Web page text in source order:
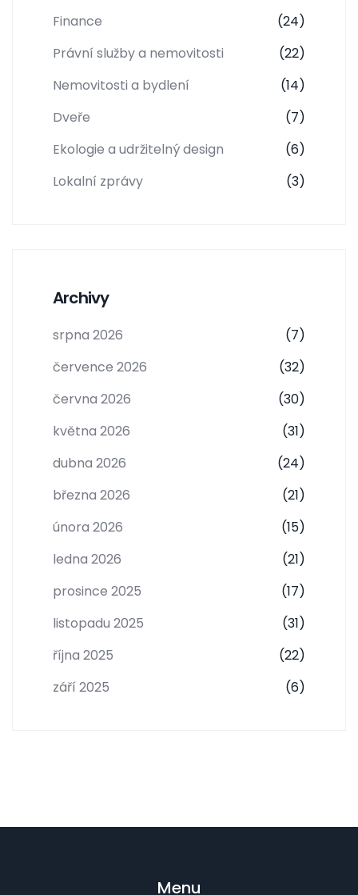
Finance
(24)
Právní služby a nemovitosti
(22)
Nemovitosti a bydlení
(14)
Dveře
(7)
Ekologie a udržitelný design
(6)
Lokalní zprávy
(3)
Archivy
srpna 2026
(7)
července 2026
(32)
června 2026
(30)
května 2026
(31)
dubna 2026
(24)
března 2026
(21)
února 2026
(15)
ledna 2026
(21)
prosince 2025
(17)
listopadu 2025
(31)
října 2025
(22)
září 2025
(6)
Menu